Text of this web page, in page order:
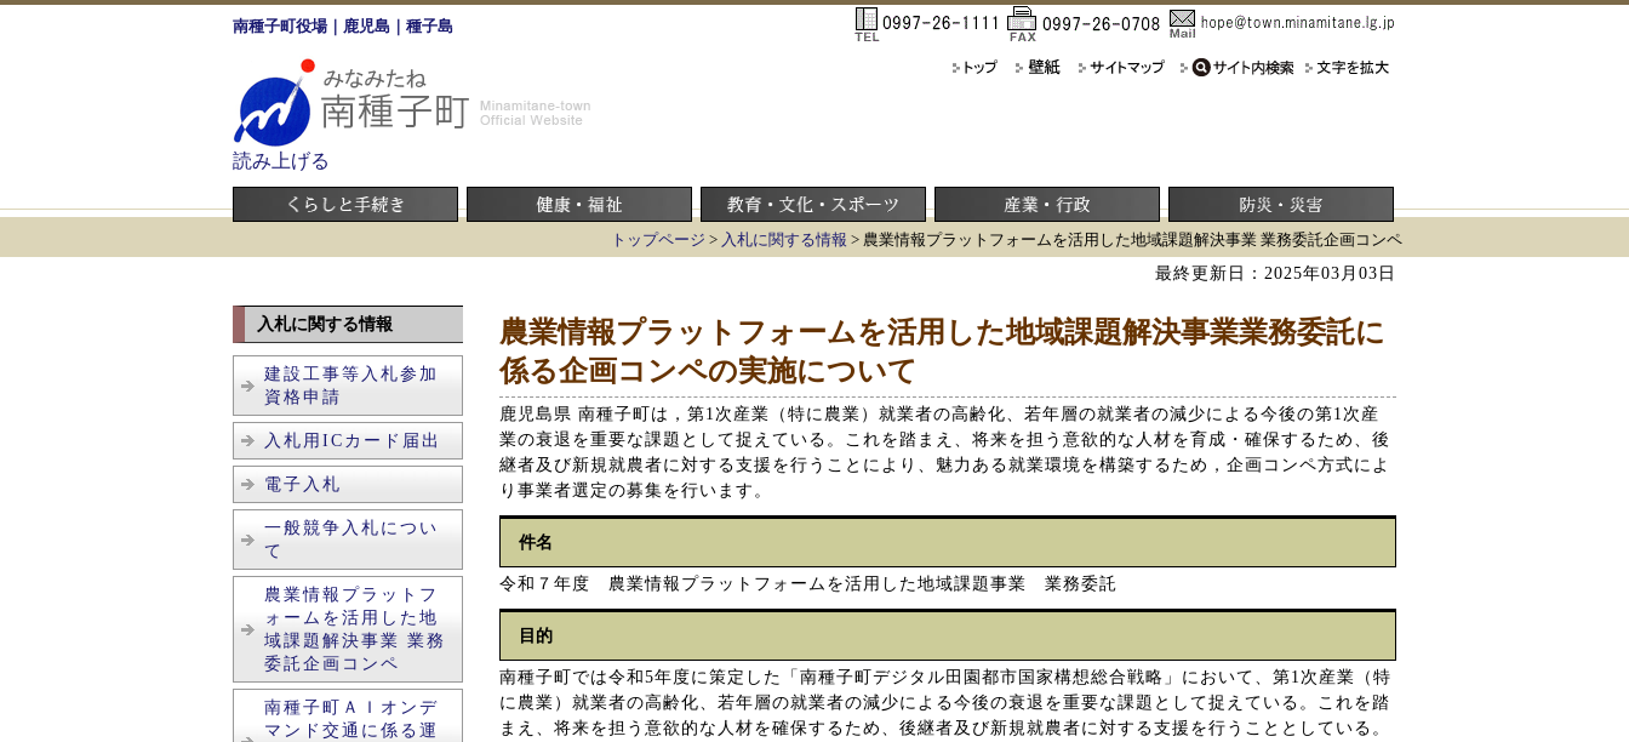
南種子町役場｜鹿児島｜種子島
読み上げる
トップページ > 入札に関する情報 > 農業情報プラットフォームを活用した地域課題解決事業 業務委託企画コンペ
最終更新日：2025年03月03日
農業情報プラットフォームを活用した地域課題解決事業業務委託に
係る企画コンペの実施について
鹿児島県 南種子町は，第1次産業（特に農業）就業者の高齢化、若年層の就業者の減少による今後の第1次産
業の衰退を重要な課題として捉えている。これを踏まえ、将来を担う意欲的な人材を育成・確保するため、後
継者及び新規就農者に対する支援を行うことにより、魅力ある就業環境を構築するため，企画コンペ方式によ
り事業者選定の募集を行います。
件名
令和７年度 農業情報プラットフォームを活用した地域課題事業 業務委託
目的
南種子町では令和5年度に策定した「南種子町デジタル田園都市国家構想総合戦略」において、第1次産業（特
に農業）就業者の高齢化、若年層の就業者の減少による今後の衰退を重要な課題として捉えている。これを踏
まえ、将来を担う意欲的な人材を確保するため、後継者及び新規就農者に対する支援を行うこととしている。
入札に関する情報
建設工事等入札参加
資格申請
入札用ICカード届出
電子入札
一般競争入札につい
て
農業情報プラットフ
ォームを活用した地
域課題解決事業 業務
委託企画コンペ
南種子町ＡＩオンデ
マンド交通に係る運